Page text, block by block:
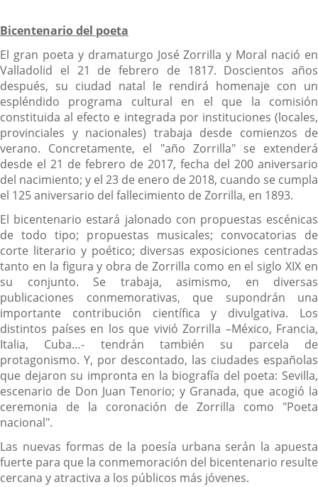
Bicentenario del poeta
El gran poeta y dramaturgo José Zorrilla y Moral nació en
Valladolid el 21 de febrero de 1817. Doscientos años
después, su ciudad natal le rendirá homenaje con un
espléndido programa cultural en el que la comisión
constituida al efecto e integrada por instituciones (locales,
provinciales y nacionales) trabaja desde comienzos de
verano. Concretamente, el "año Zorrilla" se extenderá
desde el 21 de febrero de 2017, fecha del 200 aniversario
del nacimiento; y el 23 de enero de 2018, cuando se cumpla
el 125 aniversario del fallecimiento de Zorrilla, en 1893.
El bicentenario estará jalonado con propuestas escénicas
de todo tipo; propuestas musicales; convocatorias de
corte literario y poético; diversas exposiciones centradas
tanto en la figura y obra de Zorrilla como en el siglo XIX en
su conjunto. Se trabaja, asimismo, en diversas
publicaciones conmemorativas, que supondrán una
importante contribución científica y divulgativa. Los
distintos países en los que vivió Zorrilla –México, Francia,
Italia, Cuba…- tendrán también su parcela de
protagonismo. Y, por descontado, las ciudades españolas
que dejaron su impronta en la biografía del poeta: Sevilla,
escenario de Don Juan Tenorio; y Granada, que acogió la
ceremonia de la coronación de Zorrilla como "Poeta
nacional".
Las nuevas formas de la poesía urbana serán la apuesta
fuerte para que la conmemoración del bicentenario resulte
cercana y atractiva a los públicos más jóvenes.